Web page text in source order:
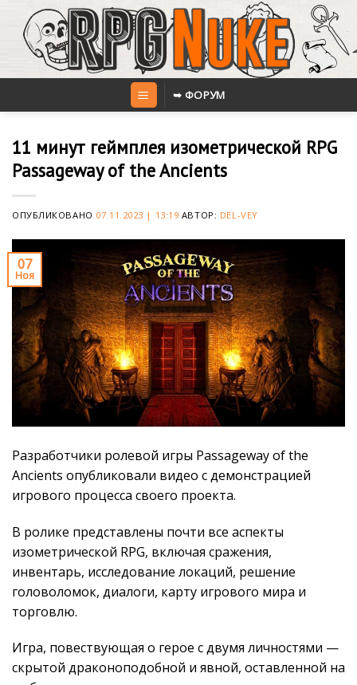
content
➥ ФОРУМ
11 минут геймплея изометрической RPG
Passageway of the Ancients
ОПУБЛИКОВАНО 07.11.2023 | 13:19 АВТОР: DEL-VEY
07
Ноя
Разработчики ролевой игры Passageway of the
Ancients опубликовали видео с демонстрацией
игрового процесса своего проекта.
В ролике представлены почти все аспекты
изометрической RPG, включая сражения,
инвентарь, исследование локаций, решение
головоломок, диалоги, карту игрового мира и
торговлю.
Игра, повествующая о герое с двумя личностями —
скрытой драконоподобной и явной, оставленной на